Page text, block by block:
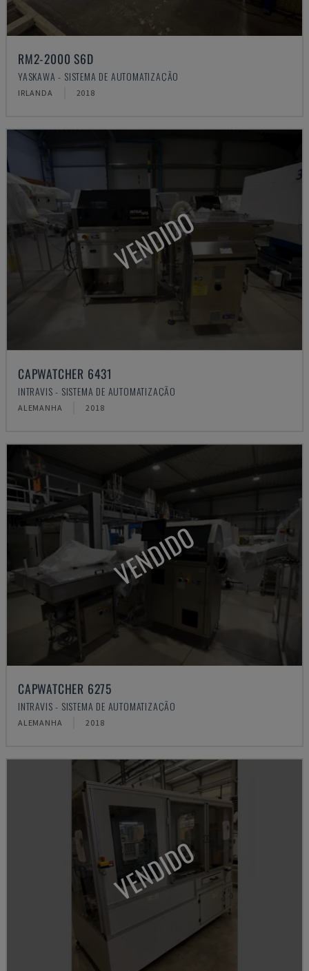
RM2-2000 S6D
YASKAWA - SISTEMA DE AUTOMATIZAÇÃO
IRLANDA 2018
VENDIDO
CAPWATCHER 6431
INTRAVIS - SISTEMA DE AUTOMATIZAÇÃO
ALEMANHA 2018
VENDIDO
CAPWATCHER 6275
INTRAVIS - SISTEMA DE AUTOMATIZAÇÃO
ALEMANHA 2018
VENDIDO